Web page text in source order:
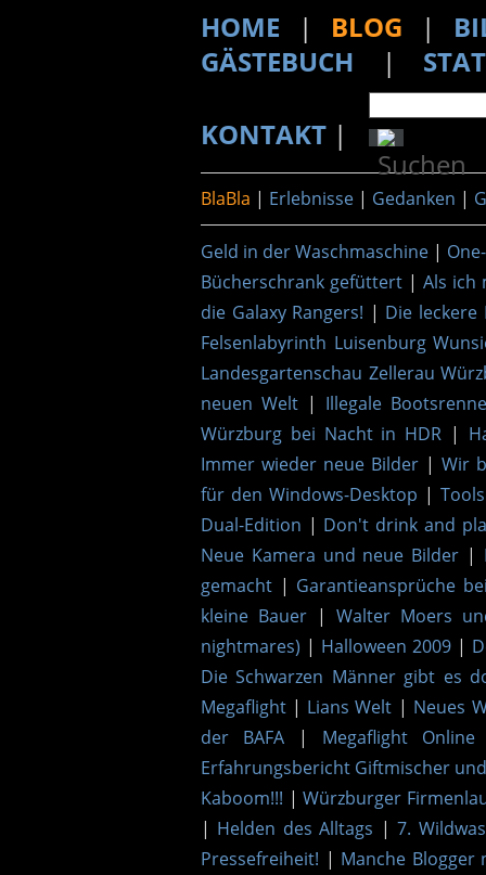
HOME | BLOG |
GÄSTEBUCH |
KONTAKT |
BlaBla | Erlebnisse | Gedanken |
Geld in der Waschmaschine |
Bücherschrank gefüttert | Als ich
die Galaxy Rangers! | Die
Felsenlabyrinth Luisenburg
Landesgartenschau Zellerau
neuen Welt | Illegale
Würzburg bei Nacht in HDR |
Immer wieder neue Bilder | Wir
für den Windows-Desktop |
Dual-Edition | Don't drink and
Neue Kamera und neue Bilder |
gemacht | Garantieansprüche
kleine Bauer | Walter Moers
nightmares) | Halloween 2009 |
Die Schwarzen Männer gibt es
Megaflight | Lians Welt | Neues
der BAFA | Megaflight Online
Erfahrungsbericht Giftmischer
Kaboom!!! | Würzburger
| Helden des Alltags | 7.
Pressefreiheit! | Manche Blogger